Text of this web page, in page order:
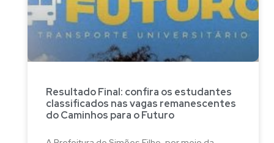
Resultado Final: confira os estudantes
classificados nas vagas remanescentes
do Caminhos para o Futuro